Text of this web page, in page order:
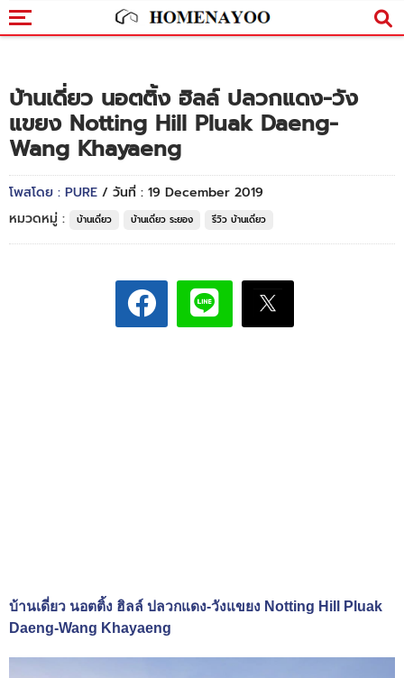
บ้านเดี่ยว นอตติ้ง ฮิลล์ ปลวกแดง-วัง
แขยง Notting Hill Pluak Daeng-
Wang Khayaeng
โพสโดย : PURE / วันที่ : 19 December 2019
หมวดหมู่ :
บ้านเดี่ยว บ้านเดี่ยว ระยอง รีวิว บ้านเดี่ยว
บ้านเดี่ยว นอตติ้ง ฮิลล์ ปลวกแดง-วังแขยง Notting Hill Pluak
Daeng-Wang Khayaeng